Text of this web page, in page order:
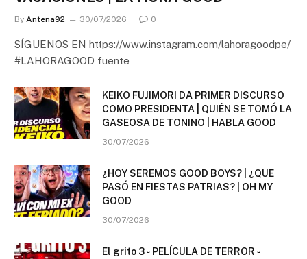
By Antena92 30/07/2026 0
SÍGUENOS EN https://www.instagram.com/lahoragoodpe/
#LAHORAGOOD fuente
KEIKO FUJIMORI DA PRIMER DISCURSO
COMO PRESIDENTA | QUIÉN SE TOMÓ LA
GASEOSA DE TONINO | HABLA GOOD
30/07/2026
¿HOY SEREMOS GOOD BOYS? | ¿QUE
PASÓ EN FIESTAS PATRIAS? | OH MY
GOOD
30/07/2026
El grito 3 ▫️ PELÍCULA DE TERROR ▫️